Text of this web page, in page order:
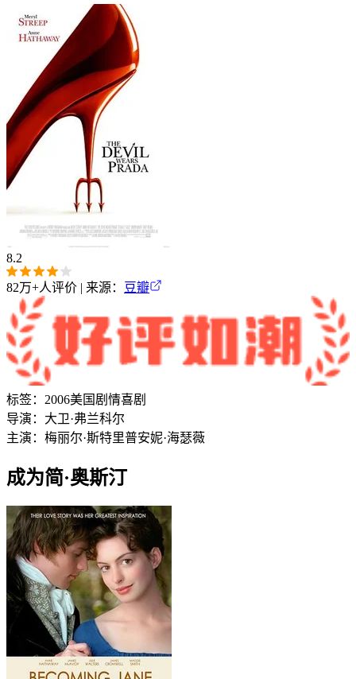
8.2
82万+人评价 | 来源： 豆瓣
标签： 2006美国剧情喜剧
导演： 大卫·弗兰科尔
主演： 梅丽尔·斯特里普安妮·海瑟薇
成为简·奥斯汀